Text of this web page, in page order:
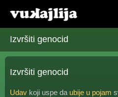
Izvršiti genocid
Izvršiti genocid
Udav koji uspe da ubije u pojam